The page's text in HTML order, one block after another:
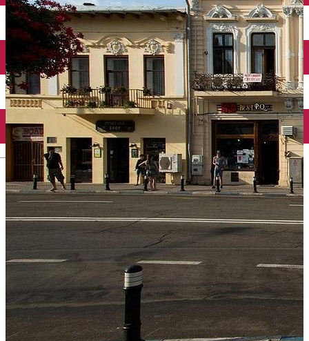
Închirieri auto
Închirieri biciclete
Taxi
Încărcare vehicule electrice